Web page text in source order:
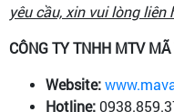
yêu cầu, xin vui lòng liên
CÔNG TY TNHH MTV
Website:
Hotline: